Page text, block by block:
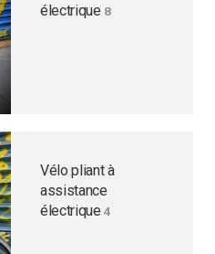
électrique 8
Vélo pliant à
assistance
électrique4